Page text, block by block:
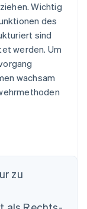
Wichtig
des
sind
werden. Um
wachsam
zu